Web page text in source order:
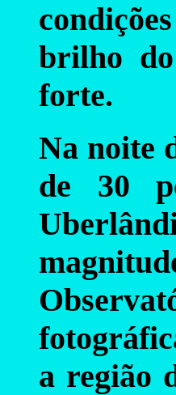
brilho
forte.
Na noite
de 30
a região